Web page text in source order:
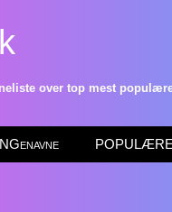
over top mest
POPULÆRE